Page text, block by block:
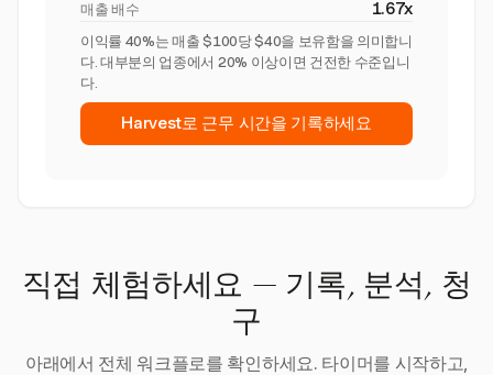
매출 배수 1.67x
이익률 40%는 매출 $100당 $40을 보유함을 의미합니
다. 대부분의 업종에서 20% 이상이면 건전한 수준입니
다.
Harvest로 근무 시간을 기록하세요
직접 체험하세요 — 기록, 분석, 청
구
아래에서 전체 워크플로를 확인하세요. 타이머를 시작하고,